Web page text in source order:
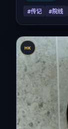
#传记 #院线
HK